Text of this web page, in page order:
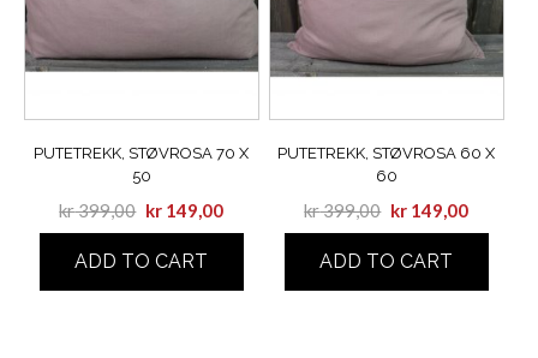
PUTETREKK, STØVROSA 70 X
50
kr399,00 kr 149,00
ADD TO CART
PUTETREKK, STØVROSA 60 X
60
kr399,00 kr 149,00
ADD TO CART